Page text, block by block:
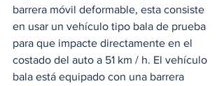
barrera móvil deformable, esta consiste
en usar un vehículo tipo bala de prueba
para que impacte directamente en el
costado del auto a 51 km / h. El vehículo
bala está equipado con una barrera